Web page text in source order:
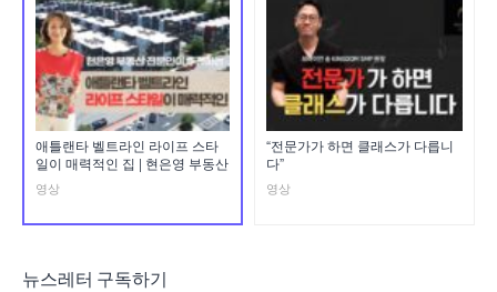
애틀랜타 벨트라인 라이프 스타
일이 매력적인 집 | 현은영 부동산
영상
“전문가가 하면 클래스가 다릅니
다”
영상
뉴스레터 구독하기